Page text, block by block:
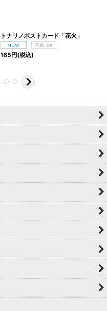
トナリノポストカード「花火」
165円(税込)